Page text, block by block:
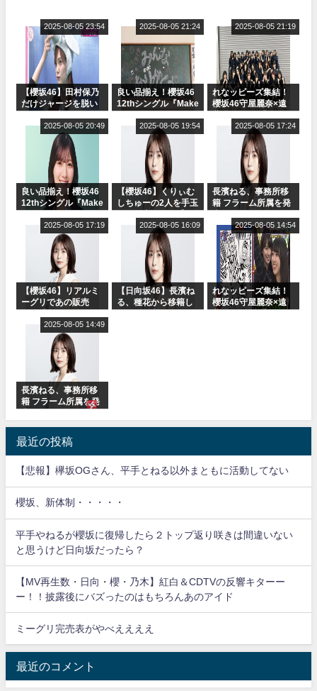
【櫻坂46】田村保乃
だけジャージを脱い
2025-08-05 23:54
良い品揃え！櫻坂46
12thシングル『Make
ャルグッズ絶賛販売
2025-08-05 21:24
れなッピーズ集結！
櫻坂46守屋麗奈×遠
ット！」水曜スタジ
オ出演決定
2025-08-05 21:19
良い品揃え！櫻坂46
12thシングル『Make
ャルグッズ絶賛販売
2025-08-05 20:49
【櫻坂46】くりぃむ
しちゅーの2人を手玉
りぃむナンタラ】
2025-08-05 19:54
長濱ねる、事務所移
籍 フラーム所属を発
2025-08-05 17:24
【櫻坂46】リアルミ
ーグリであの販売
Break』オフィシャ
ルグッズ解禁
2025-08-05 17:19
【日向坂46】長濱ね
る、種花から移籍し
2025-08-05 16:09
れなッピーズ集結！
櫻坂46守屋麗奈×遠
2025-08-05 14:54
長濱ねる、事務所移
籍 フラーム所属を発
2025-08-05 14:49
最近の投稿
【悲報】欅坂OGさん、平手とねる以外まともに活動してない
櫻坂、新体制・・・・・
平手やねるが櫻坂に復帰したら２トップ返り咲きは間違いない
と思うけど日向坂だったら？
【MV再生数・日向・櫻・乃木】紅白＆CDTVの反響キターー
ー！！披露後にバズったのはもちろんあのアイド
ミーグリ完売表がやべええええ
最近のコメント